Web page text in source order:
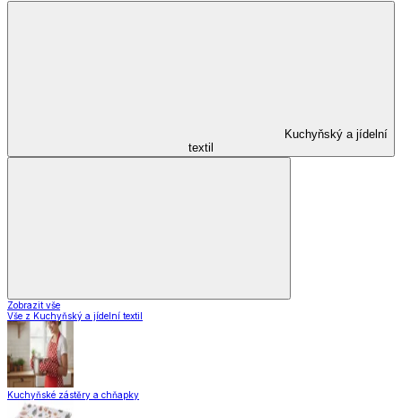
Kuchyňský a jídelní
textil
Zobrazit vše
Vše z Kuchyňský a jídelní textil
Kuchyňské zástěry a chňapky